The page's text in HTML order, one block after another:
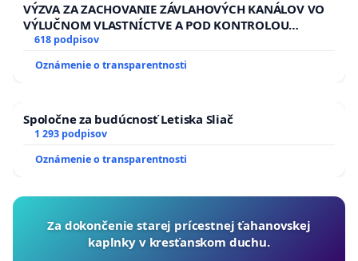
VÝZVA ZA ZACHOVANIE ZÁVLAHOVÝCH KANÁLOV VO
VÝLUČNOM VLASTNÍCTVE A POD KONTROLOU
SLOVENSKEJ REPUBLIKY & žiadosť na riešenie
zanedbaného stavu závlahových a odvodňovacích
kanálov na Slovensku
618 podpisov
Oznámenie o transparentnosti
Spoločne za budúcnosť Letiska Sliač
1 293 podpisov
Oznámenie o transparentnosti
Za dokončenie starej prícestnej ťahanovskej
kaplnky v kresťanskom duchu.